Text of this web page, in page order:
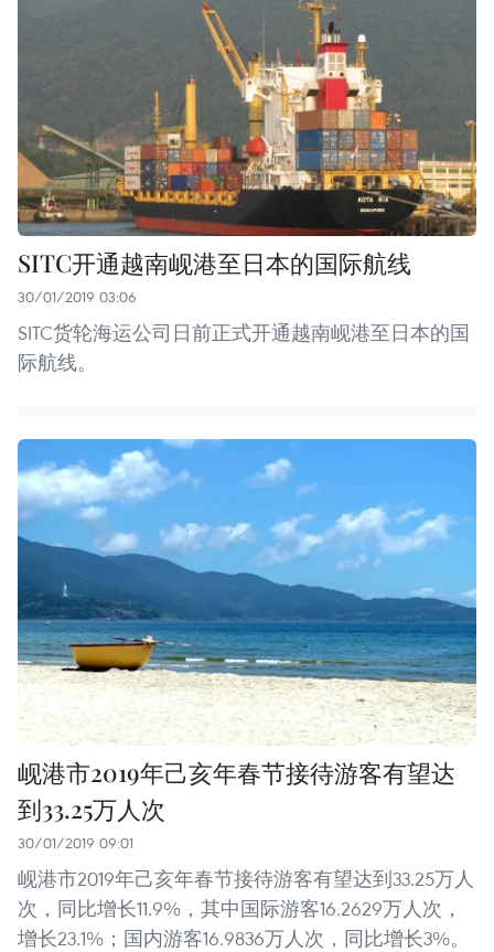
SITC开通越南岘港至日本的国际航线
30/01/2019 03:06
SITC货轮海运公司日前正式开通越南岘港至日本的国
际航线。
岘港市2019年己亥年春节接待游客有望达
到33.25万人次
30/01/2019 09:01
岘港市2019年己亥年春节接待游客有望达到33.25万人
次，同比增长11.9%，其中国际游客16.2629万人次，
增长23.1%；国内游客16.9836万人次，同比增长3%。